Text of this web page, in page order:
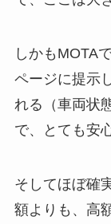
しかもMOTA
ページに提示
れる（車両状
で、とても安心
そしてほぼ確
額よりも、高